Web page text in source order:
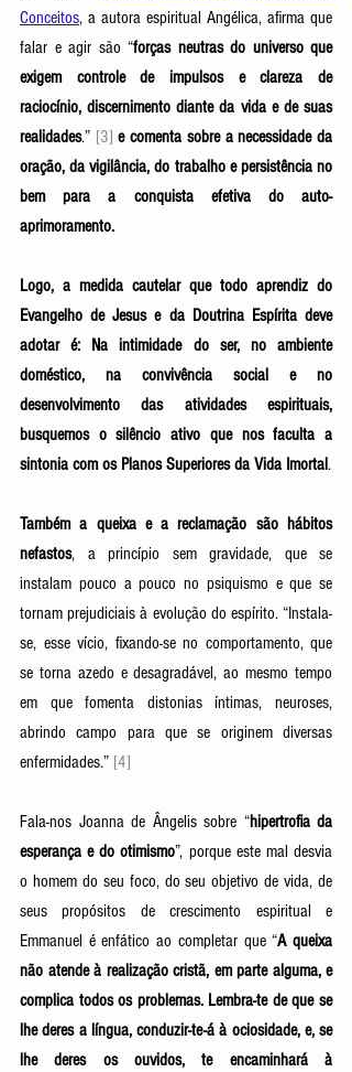
Conceitos, a autora espiritual Angélica, afirma que
falar e agir são “forças neutras do universo que
exigem controle de impulsos e clareza de
raciocínio, discernimento diante da vida e de suas
realidades.” [3] e comenta sobre a necessidade da
oração, da vigilância, do trabalho e persistência no
bem para a conquista efetiva do auto-
aprimoramento.
Logo, a medida cautelar que todo aprendiz do
Evangelho de Jesus e da Doutrina Espírita deve
adotar é: Na intimidade do ser, no ambiente
doméstico, na convivência social e no
desenvolvimento das atividades espirituais,
busquemos o silêncio ativo que nos faculta a
sintonia com os Planos Superiores da Vida Imortal
Também a queixa e a reclamação são hábitos
nefastos, a princípio sem gravidade, que se
instalam pouco a pouco no psiquismo e que se
tornam prejudiciais à evolução do espírito. “Instala-
se, esse vício, fixando-se no comportamento, que
se torna azedo e desagradável, ao mesmo tempo
em que fomenta distonias íntimas, neuroses,
abrindo campo para que se originem diversas
enfermidades.” [4]
Fala-nos Joanna de Ângelis sobre “hipertrofia da
esperança e do otimismo”, porque este mal desvia
o homem do seu foco, do seu objetivo de vida, de
seus propósitos de crescimento espiritual
e
Emmanuel é enfático ao completar que “A queixa
não atende à realização cristã, em parte alguma, e
complica todos os problemas. Lembra-te de que se
lhe deres a língua, conduzir-te-á à ociosidade, e, se
lhe deres os ouvidos, te encaminhará à